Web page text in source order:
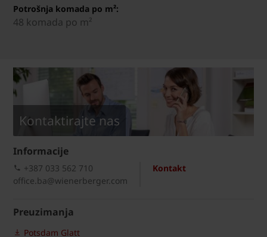
Potrošnja komada po m²:
48 komada po m²
Kontaktirajte nas
Informacije
Kontakt
+387 033 562 710
office.ba@wienerberger.com
Preuzimanja
Potsdam Glatt